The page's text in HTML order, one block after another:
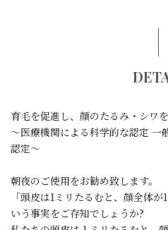
育毛を促進し、顔のたるみ・シワ
～医療機関による科学的な認定 一
認定～
朝夜のご使用をお勧め致します。
「頭皮は1ミリたるむと、顔全体
いう事実をご存知でしょうか?